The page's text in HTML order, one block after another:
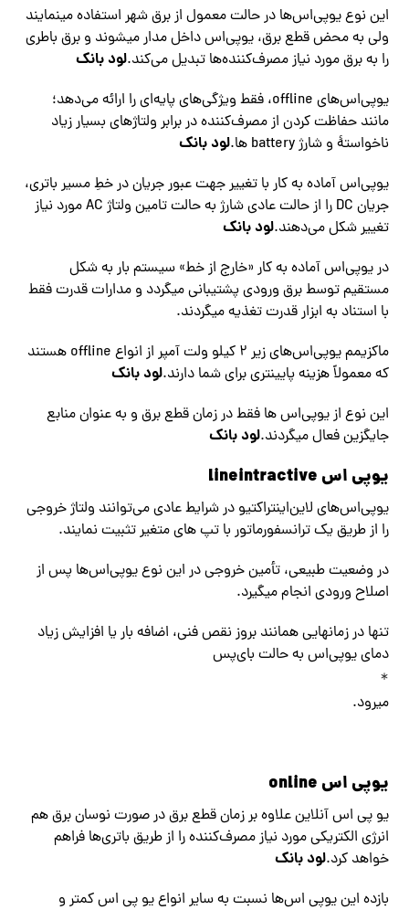
این نوع یوپی‌اس‌ها در حالت معمول از برق شهر استفاده مینمایند
ولی به محض قطع برق، یوپی‌اس داخل مدار میشوند و برق باطری
را به برق مورد نیاز مصرف‌کننده‌ها تبدیل می‌کند.لود بانک
یوپی‌اس‌های offline، فقط ویژگی‌های پایه‌ای را ارائه می‌دهد؛
مانند حفاظت کردن از مصرف‌کننده در برابر ولتاژهای بسیار زیاد
ناخواستهٔ و شارژ battery ها.
لود بانک
یوپی‌اس‌ آماده به کار با تغییر جهت عبور جریان در خطِ مسیر باتری،
جریان DC را از حالت عادی شارژ به حالت تامین ولتاژ AC مورد نیاز
تغییر شکل می‌دهند.لود بانک
در یوپی‌اس آماده به کار «خارج از خط» سیستم بار به شکل
مستقیم توسط برق ورودی پشتیبانی میگردد و مدارات قدرت فقط
با استناد به ابزار قدرت تغذیه میگردند.
ماکزیمم یوپی‌اس‌های زیر ۲ کیلو ولت آمپر از انواع offline هستند
که معمولاً هزینه پایینتری برای شما دارند.لود بانک
این نوع از یوپی‌اس‌ ها فقط در زمان قطع برق و به عنوان منابع
جایگزین فعال میگردند.لود بانک
یوپی اس lineintractive
یوپی‌اس‌های لاین‌اینتراکتیو در شرایط عادی می‌توانند ولتاژ خروجی
را از طریق یک ترانسفورماتور با تپ های متغیر تثبیت نمایند.
در وضعیت طبیعی، تأمین خروجی در این نوع یوپی‌اس‌ها پس از
اصلاح ورودی انجام میگیرد.
تنها در زمانهایی همانند بروز نقص فنی، اضافه بار یا افزایش زیاد
دمای یوپی‌اس به حالت بای‌پس
∗
میرود.
یوپی اس online
یو پی اس آنلاین علاوه بر زمان قطع برق در صورت نوسان برق هم
انرژی الکتریکی مورد نیاز مصرف‌کننده را از طریق باتری‌ها فراهم
خواهد کرد.لود بانک
بازده این یوپی اس‌ها نسبت به سایر انواع یو پی اس کمتر و